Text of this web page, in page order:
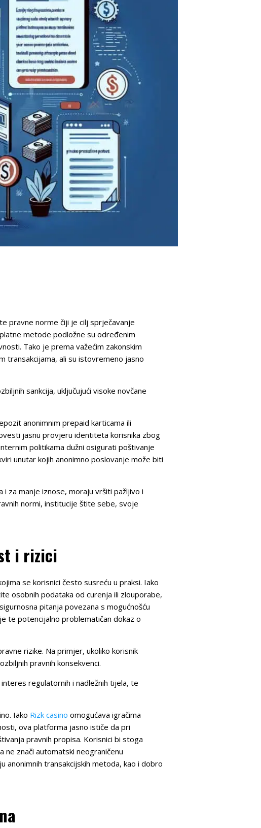
pravne norme čiji je cilj sprječavanje
metode podložne su određenim
Tako je prema važećim zakonskim
transakcijama, ali su istovremeno jasno
sankcija, uključujući visoke novčane
anonimnim prepaid karticama ili
jasnu provjeru identiteta korisnika zbog
politikama dužni osigurati poštivanje
unutar kojih anonimno poslovanje može biti
i za manje iznose, moraju vršiti pažljivo i
normi, institucije štite sebe, svoje
i rizici
se korisnici često susreću u praksi. Iako
osobnih podataka od curenja ili zlouporabe,
pitanja povezana s mogućnošću
te potencijalno problematičan dokaz o
rizike. Na primjer, ukoliko korisnik
pravnih konsekvenci.
regulatornih i nadležnih tijela, te
Iako Rizk casino omogućava igračima
ova platforma jasno ističe da pri
pravnih propisa. Korisnici bi stoga
ne znači automatski neograničenu
anonimnih transakcijskih metoda, kao i dobro